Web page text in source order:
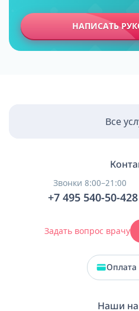
НАПИСАТЬ
Все
Звонки 8:00–21:00
+7 495 540-50-42
Задать вопрос врачу
Оплата
Наши